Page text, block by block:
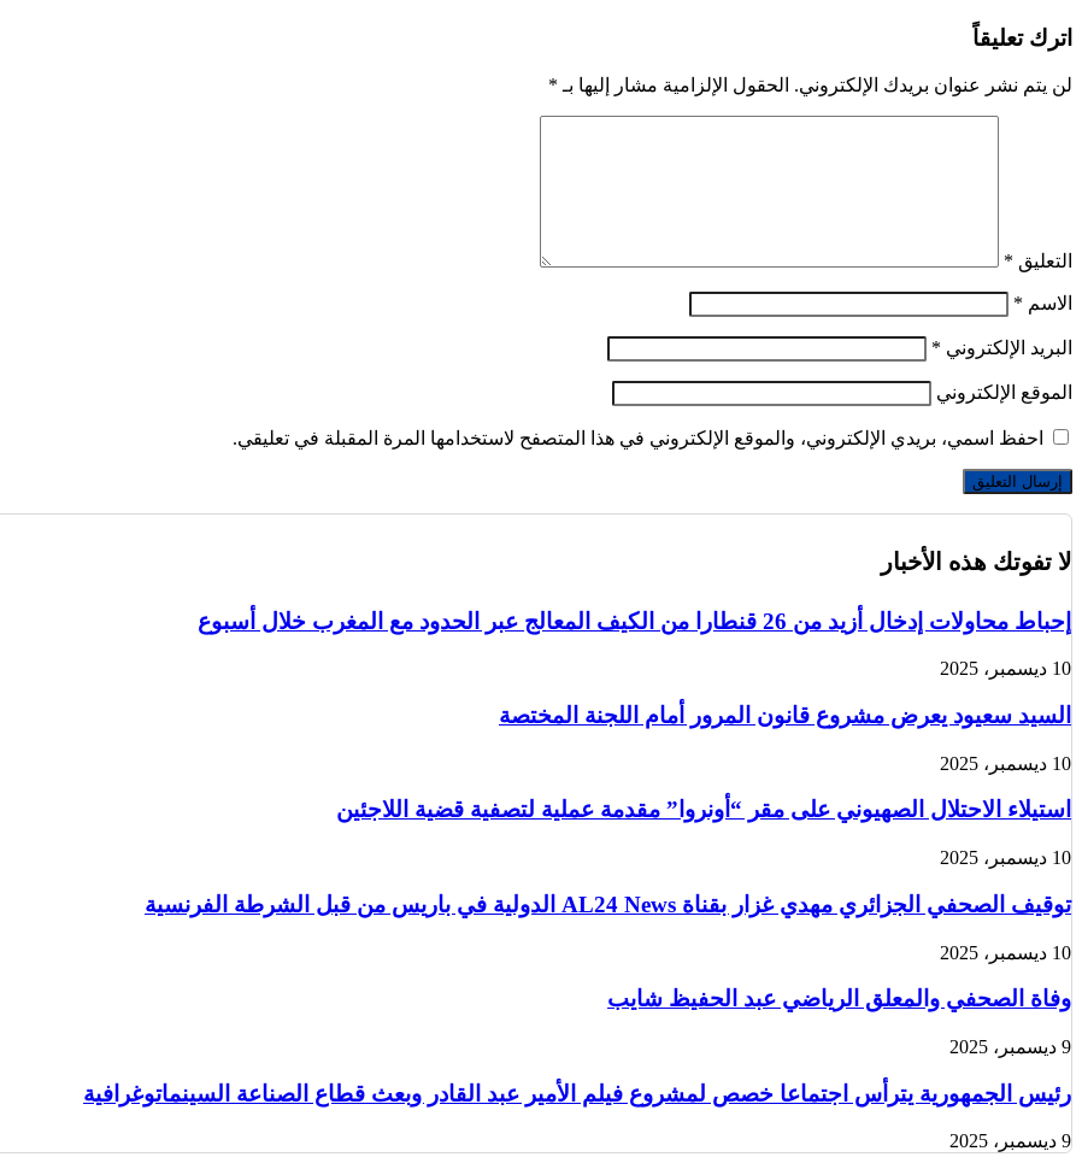
اترك تعليقاً
لن يتم نشر عنوان بريدك الإلكتروني. الحقول الإلزامية مشار إليها بـ *
التعليق *
الاسم *
البريد الإلكتروني *
الموقع الإلكتروني
احفظ اسمي، بريدي الإلكتروني، والموقع الإلكتروني في هذا المتصفح لاستخدامها المرة المقبلة في تعليقي.
لا تفوتك هذه الأخبار
إحباط محاولات إدخال أزيد من 26 قنطارا من الكيف المعالج عبر الحدود مع المغرب خلال أسبوع
10 ديسمبر، 2025
السيد سعيود يعرض مشروع قانون المرور أمام اللجنة المختصة
10 ديسمبر، 2025
استيلاء الاحتلال الصهيوني على مقر “أونروا” مقدمة عملية لتصفية قضية اللاجئين
10 ديسمبر، 2025
توقيف الصحفي الجزائري مهدي غزار بقناة AL24 News الدولية في باريس من قبل الشرطة الفرنسية
10 ديسمبر، 2025
وفاة الصحفي والمعلق الرياضي عبد الحفيظ شايب
9 ديسمبر، 2025
رئيس الجمهورية يترأس اجتماعا خصص لمشروع فيلم الأمير عبد القادر وبعث قطاع الصناعة السينماتوغرافية
9 ديسمبر، 2025